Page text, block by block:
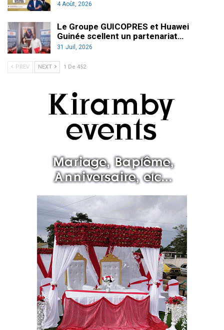
4 Août, 2026
Le Groupe GUICOPRES et Huawei
Guinée scellent un partenariat…
31 Juil, 2026
PREV NEXT 1 De 452